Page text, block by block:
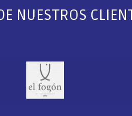
NUESTROS